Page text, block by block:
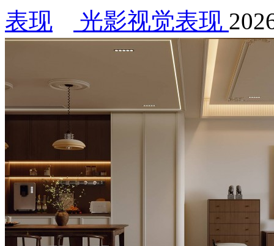
光影视觉表现